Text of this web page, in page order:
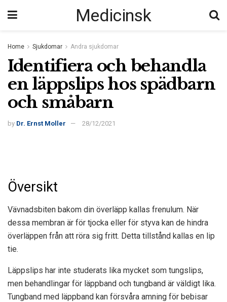
Medicinsk
Home Sjukdomar Andra sjukdomar
Identifiera och behandla
en läppslips hos spädbarn
och småbarn
by Dr. Ernst Moller 28/12/2021
Översikt
Vävnadsbiten bakom din överläpp kallas frenulum. När
dessa membran är för tjocka eller för styva kan de hindra
överläppen från att röra sig fritt. Detta tillstånd kallas en lip
tie.
Läppslips har inte studerats lika mycket som tungslips,
men behandlingar för läppband och tungband är väldigt lika.
Tungband med läppband kan försvåra amning för bebisar